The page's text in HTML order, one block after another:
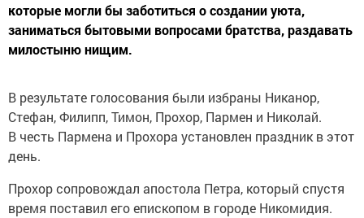
которые могли бы заботиться о создании уюта,
заниматься бытовыми вопросами братства, раздавать
милостыню нищим.
В результате голосования были избраны Никанор,
Стефан, Филипп, Тимон, Прохор, Пармен и Николай.
В честь Пармена и Прохора установлен праздник в этот
день.
Прохор сопровождал апостола Петра, который спустя
время поставил его епископом в городе Никомидия.